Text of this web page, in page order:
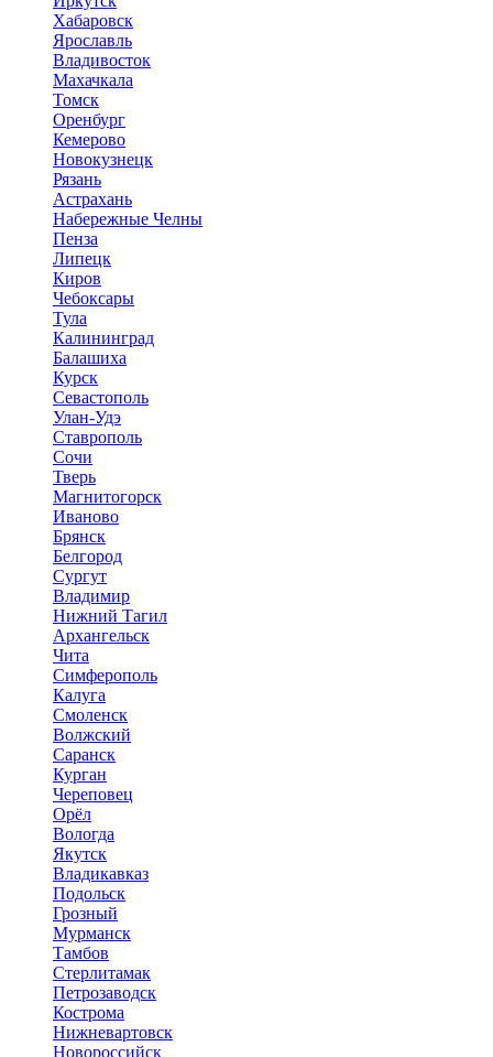
Хабаровск
Ярославль
Владивосток
Махачкала
Томск
Оренбург
Кемерово
Новокузнецк
Рязань
Астрахань
Набережные Челны
Пенза
Липецк
Киров
Чебоксары
Тула
Калининград
Балашиха
Курск
Севастополь
Улан-Удэ
Ставрополь
Сочи
Тверь
Магнитогорск
Иваново
Брянск
Белгород
Сургут
Владимир
Нижний Тагил
Архангельск
Чита
Симферополь
Калуга
Смоленск
Волжский
Саранск
Курган
Череповец
Орёл
Вологда
Якутск
Владикавказ
Подольск
Грозный
Мурманск
Тамбов
Стерлитамак
Петрозаводск
Кострома
Нижневартовск
Новороссийск